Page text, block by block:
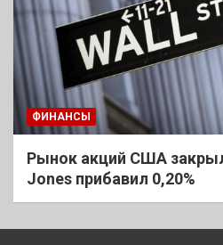
ФИНАНСЫ
Рынок акций США
Jones прибавил 0,20%